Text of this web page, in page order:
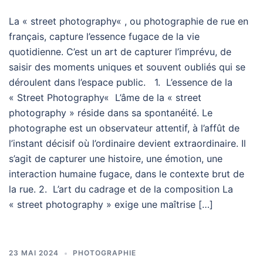
La « street photography« , ou photographie de rue en
français, capture l’essence fugace de la vie
quotidienne. C’est un art de capturer l’imprévu, de
saisir des moments uniques et souvent oubliés qui se
déroulent dans l’espace public. 1. L’essence de la
« Street Photography« L’âme de la « street
photography » réside dans sa spontanéité. Le
photographe est un observateur attentif, à l’affût de
l’instant décisif où l’ordinaire devient extraordinaire. Il
s’agit de capturer une histoire, une émotion, une
interaction humaine fugace, dans le contexte brut de
la rue. 2. L’art du cadrage et de la composition La
« street photography » exige une maîtrise […]
23 MAI 2024 PHOTOGRAPHIE